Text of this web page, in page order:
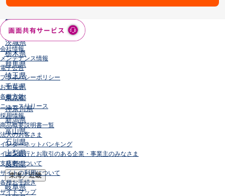
山形県
福島県
関東／北陸・甲信越
茨城県
栃木県
群馬県
埼玉県
千葉県
東京都
神奈川県
新潟県
富山県
石川県
山梨県
長野県
東海／近畿
岐阜県
会社情報
メンテナンス情報
電子公告
プライバシーポリシー
お知らせ
各種方針
ニュースリリース
採用情報
商品概要説明書一覧
法人のお客さま
インターネットバンキング
イオン銀行とお取引のある企業・事業主のみなさま
支店名について
サイトの利用について
各種お手続き
サイトマップ